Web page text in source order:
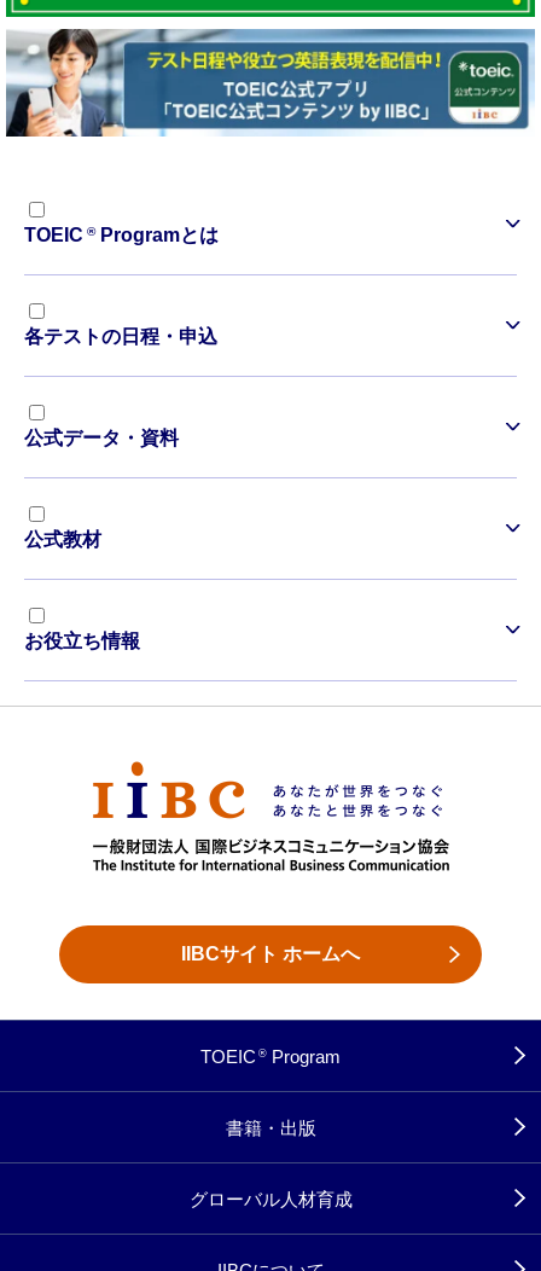
TOEIC ®Programとは
各テストの日程・申込
公式データ・資料
公式教材
お役立ち情報
IIBCサイト ホームへ
TOEIC ® Program
書籍・出版
グローバル人材育成